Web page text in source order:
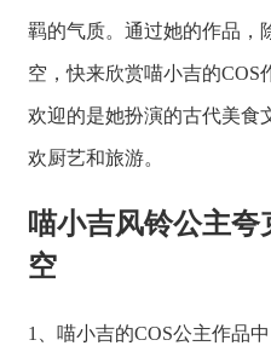
羁的气质。通过她的作品，
空，快来欣赏喵小吉的COS
欢迎的是她扮演的古代美食
欢厨艺和旅游。
喵小吉风铃公主
空
1、喵小吉的COS公主作品